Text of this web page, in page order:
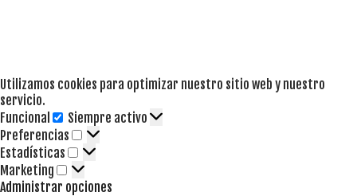
Utilizamos cookies para optimizar nuestro sitio web y nuestro
servicio.
Funcional
Funcional
Siempre activo
Preferencias
Preferencias
Estadísticas Estadísticas
Marketing Marketing
Administrar opciones